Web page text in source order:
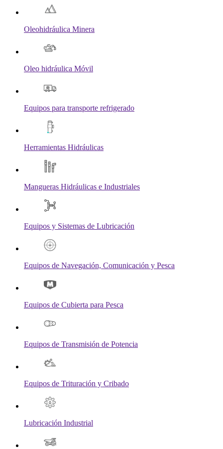
Oleohidráulica Minera
Oleo hidráulica Móvil
Equipos para transporte refrigerado
Herramientas Hidráulicas
Mangueras Hidráulicas e Industriales
Equipos y Sistemas de Lubricación
Equipos de Navegación, Comunicación y Pesca
Equipos de Cubierta para Pesca
Equipos de Transmisión de Potencia
Equipos de Trituración y Cribado
Lubricación Industrial